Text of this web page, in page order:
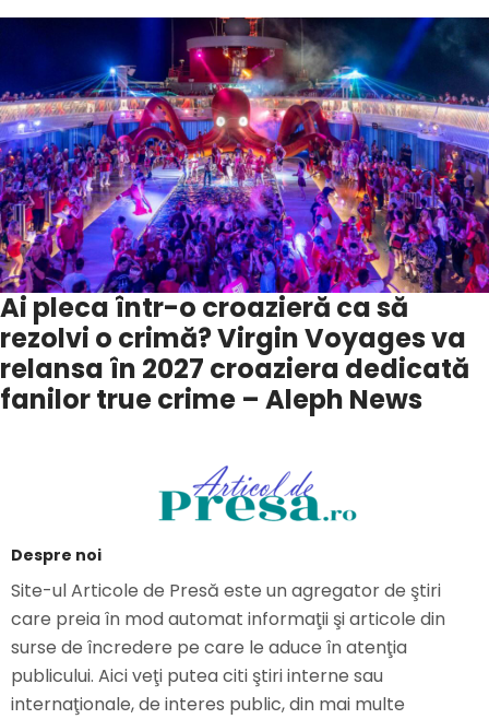
Ai pleca într-o croazieră ca să
rezolvi o crimă? Virgin Voyages va
relansa în 2027 croaziera dedicată
fanilor true crime – Aleph News
Despre noi
Site-ul Articole de Presă este un agregator de ştiri
care preia în mod automat informaţii şi articole din
surse de încredere pe care le aduce în atenţia
publicului. Aici veţi putea citi ştiri interne sau
internaţionale, de interes public, din mai multe